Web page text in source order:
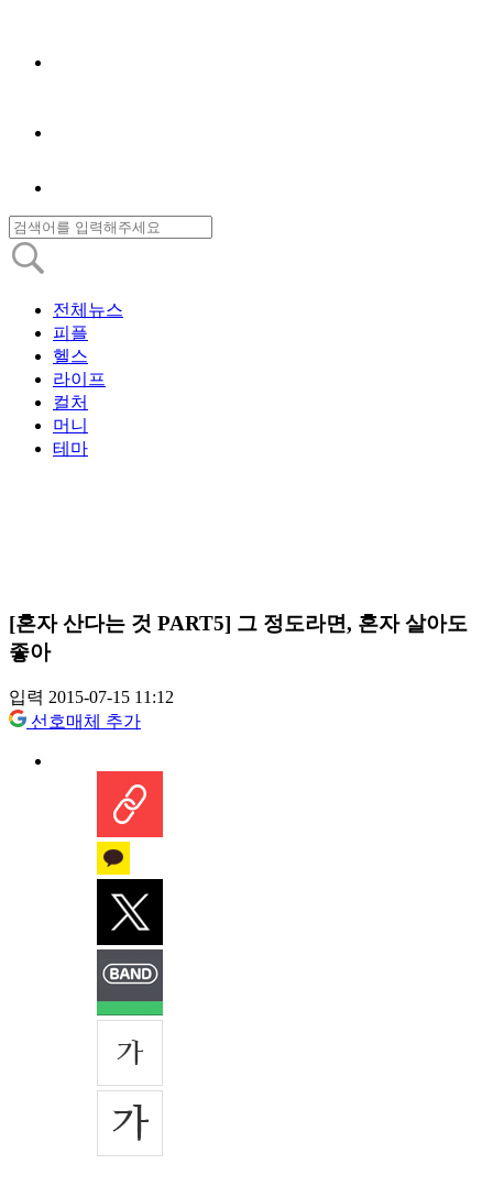
전체뉴스
피플
헬스
라이프
컬처
머니
테마
[혼자 산다는 것 PART5] 그 정도라면, 혼자 살아도
좋아
입력 2015-07-15 11:12
선호매체 추가